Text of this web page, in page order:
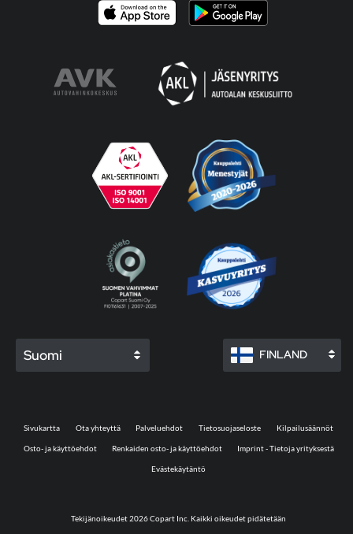
Suomi FINLAND
Tekijänoikeudet 2026 Copart Inc. Kaikki oikeudet pidätetään
Sivukartta Ota yhteyttä Palveluehdot Tietosuojaseloste Kilpailusäännöt
Osto- ja käyttöehdot Renkaiden osto- ja käyttöehdot Imprint - Tietoja yrityksestä
Evästekäytäntö